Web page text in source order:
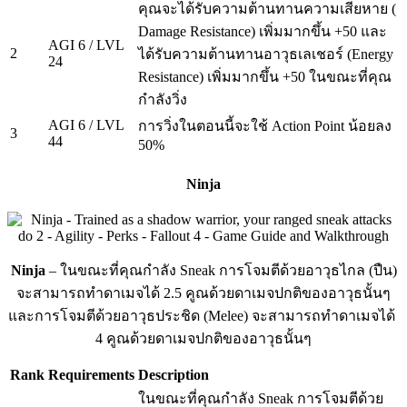
2
AGI 6 / LVL
24
คุณจะได้รับความต้านทานความเสียหาย (
Damage Resistance) เพิ่มมากขึ้น +50 และ
ได้รับความต้านทานอาวุธเลเชอร์ (Energy
Resistance) เพิ่มมากขึ้น +50 ในขณะที่คุณ
กำลังวิ่ง
3
AGI 6 / LVL
44
การวิ่งในตอนนี้จะใช้ Action Point น้อยลง
50%
Ninja
Ninja – ในขณะที่คุณกำลัง Sneak การโจมตีด้วยอาวุธไกล (ปืน)
จะสามารถทำดาเมจได้ 2.5 คูณด้วยดาเมจปกติของอาวุธนั้นๆ
และการโจมตีด้วยอาวุธประชิด (Melee) จะสามารถทำดาเมจได้
4 คูณด้วยดาเมจปกติของอาวุธนั้นๆ
Rank Requirements Description
ในขณะที่คุณกำลัง Sneak การโจมตีด้วย